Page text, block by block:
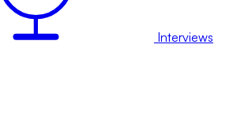
Interviews